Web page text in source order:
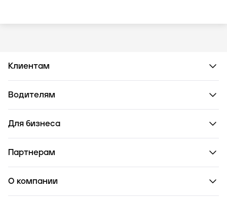
Клиентам
Водителям
Для бизнеса
Партнерам
О компании